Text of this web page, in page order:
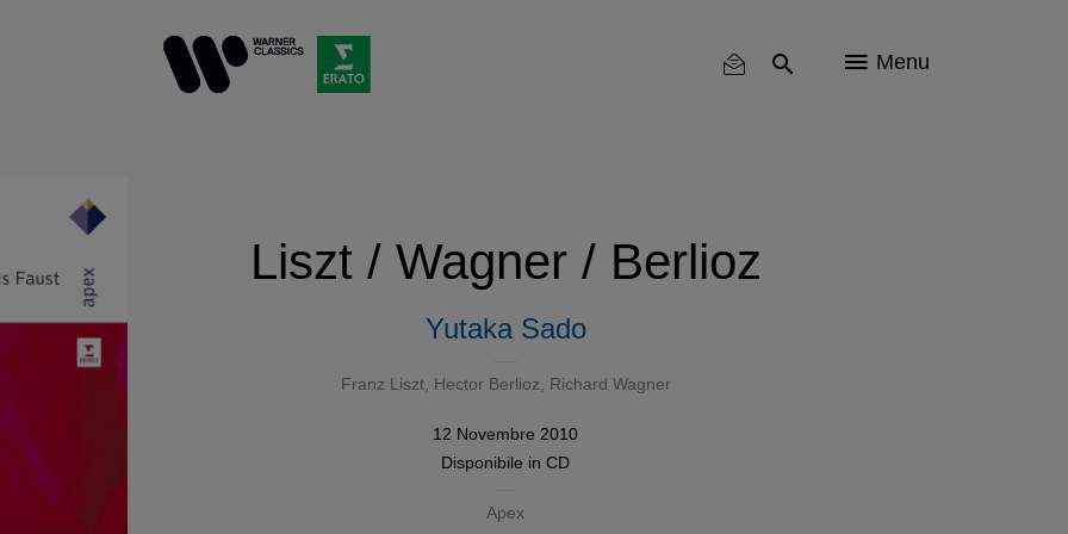
Menu
Liszt / Wagner / Berlioz
Yutaka Sado
Franz Liszt, Hector Berlioz Richard Wagner
12 Novembre 2010
Disponibile in CD
Apex